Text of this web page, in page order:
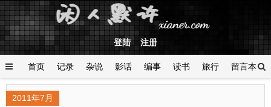
登陆 注册
首页 记录 杂说 影话 编事 读书 旅行 留言本
登陆
2011年7月